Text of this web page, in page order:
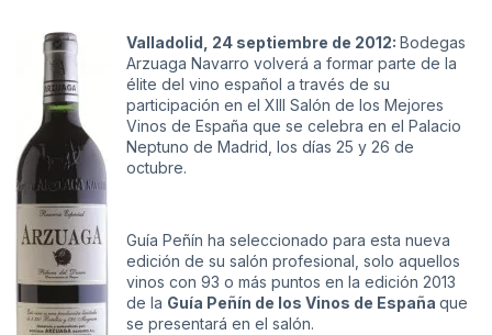
Valladolid, 24 septiembre de 2012: Bodegas
Arzuaga Navarro volverá a formar parte de la
élite del vino español a través de su
participación en el XIII Salón de los Mejores
Vinos de España que se celebra en el Palacio
Neptuno de Madrid, los días 25 y 26 de
octubre.
Guía Peñín ha seleccionado para esta nueva
edición de su salón profesional, solo aquellos
vinos con 93 o más puntos en la edición 2013
de la Guía Peñín de los Vinos de España que
se presentará en el salón.